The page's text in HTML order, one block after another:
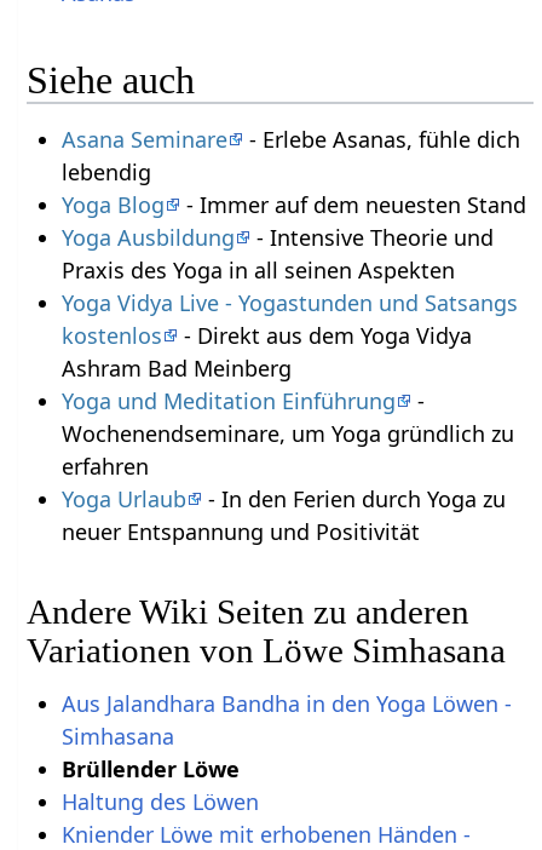
Siehe auch
Asana Seminare
- Erlebe Asanas, fühle dich
lebendig
Yoga Blog
- Immer auf dem neuesten Stand
Yoga Ausbildung
- Intensive Theorie und
Praxis des Yoga in all seinen Aspekten
Yoga Vidya Live - Yogastunden und Satsangs
kostenlos
- Direkt aus dem Yoga Vidya
Ashram Bad Meinberg
Yoga und Meditation Einführung
-
Wochenendseminare, um Yoga gründlich zu
erfahren
Yoga Urlaub
- In den Ferien durch Yoga zu
neuer Entspannung und Positivität
Andere Wiki Seiten zu anderen
Variationen von Löwe Simhasana
Aus Jalandhara Bandha in den Yoga Löwen -
Simhasana
Brüllender Löwe
Haltung des Löwen
Kniender Löwe mit erhobenen Händen -